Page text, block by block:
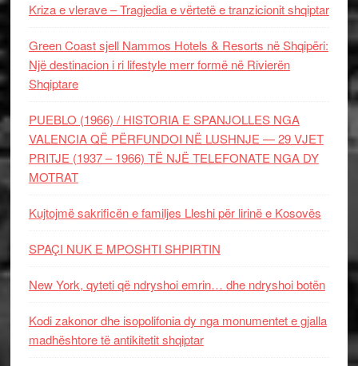
Kriza e vlerave – Tragjedia e vërtetë e tranzicionit shqiptar
Green Coast sjell Nammos Hotels & Resorts në Shqipëri:
Një destinacion i ri lifestyle merr formë në Rivierën
Shqiptare
PUEBLO (1966) / HISTORIA E SPANJOLLES NGA
VALENCIA QË PËRFUNDOI NË LUSHNJE — 29 VJET
PRITJE (1937 – 1966) TË NJË TELEFONATE NGA DY
MOTRAT
Kujtojmë sakrificën e familjes Lleshi për lirinë e Kosovës
SPAÇI NUK E MPOSHTI SHPIRTIN
New York, qyteti që ndryshoi emrin… dhe ndryshoi botën
Kodi zakonor dhe isopolifonia dy nga monumentet e gjalla
madhështore të antikitetit shqiptar